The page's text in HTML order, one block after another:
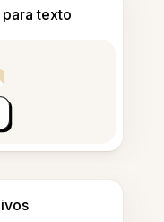
texto